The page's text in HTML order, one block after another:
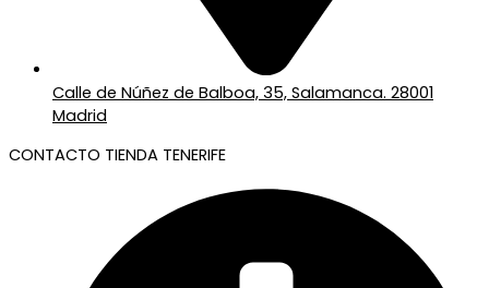
Calle de Núñez de Balboa, 35, Salamanca. 28001
Madrid
CONTACTO TIENDA TENERIFE